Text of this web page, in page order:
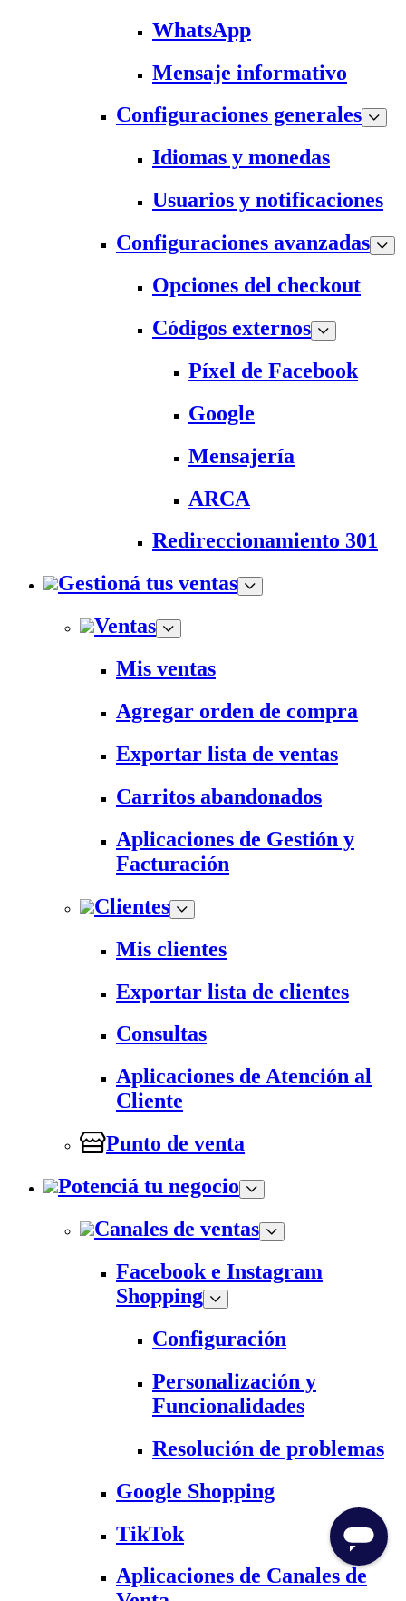
WhatsApp
Mensaje informativo
Configuraciones generales
Idiomas y monedas
Usuarios y notificaciones
Configuraciones avanzadas
Opciones del checkout
Códigos externos
Píxel de Facebook
Google
Mensajería
ARCA
Redireccionamiento 301
Gestioná tus ventas
Ventas
Mis ventas
Agregar orden de compra
Exportar lista de ventas
Carritos abandonados
Aplicaciones de Gestión y
Facturación
Clientes
Mis clientes
Exportar lista de clientes
Consultas
Aplicaciones de Atención al
Cliente
Punto de venta
Potenciá tu negocio
Canales de ventas
Facebook e Instagram
Shopping
Configuración
Personalización y
Funcionalidades
Resolución de problemas
Google Shopping
TikTok
Aplicaciones de Canales de